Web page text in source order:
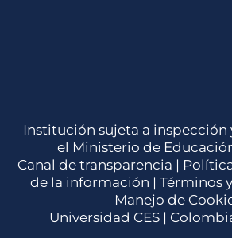
Institución sujeta a
el Ministerio de
Canal de transparencia |
de la información | Términos
Manejo de
Universidad CES |